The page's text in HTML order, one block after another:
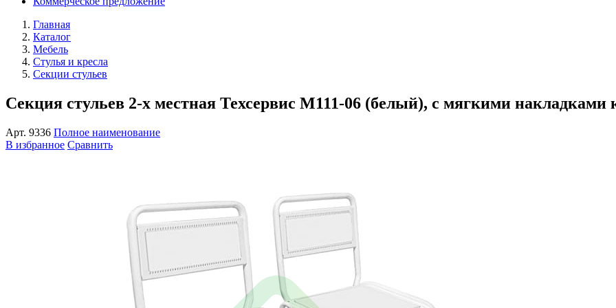
Главная
Каталог
Мебель
Стулья и кресла
Секции стульев
Секция стульев 2-х местная Техсервис М111-06 (белый), с мягкими накладками
Арт. 9336 Полное наименование
В избранное Сравнить